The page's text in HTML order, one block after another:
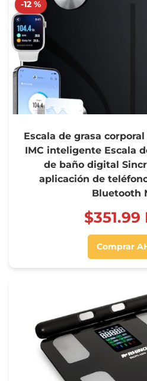
-12 %
Escala de grasa
IMC inteligente Escala
de baño digital
aplicación de
Bluetooth
$‍351.99
Comprar